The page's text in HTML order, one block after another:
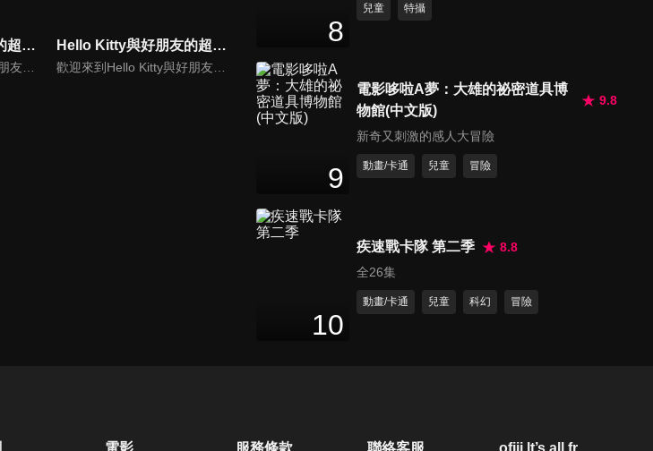
Hello Kitty與好朋友的超可愛大冒險S8(中文版)
歡迎來到Hello Kitty與好朋友的超可愛大冒險! 與Hello Kitty, 大眼蛙, 酷企鵝, 美樂蒂, 布丁狗還有酷洛米, 準備和朋友們一起經歷有趣的冒險吧!
Hello Kitty與好朋友的超可愛大冒險S2(中文版)
歡迎來到Hello Kitty與好朋友的超可愛大冒險!與Hello Kitty, 大眼蛙, 酷企鵝, 美樂蒂, 布丁狗還有酷洛米, 準備和朋友們一起經歷有趣的冒險吧!
第310集 魚的遊艇大變身/流行
性萬用病毒
25
第311集 石頭帽/大雄的新娘
第312集 在迷你房子裡度過炎
25分鐘
8
兒童 特攝
9
電影哆啦A夢：大雄的祕密道具博
物館(中文版)
9.8
新奇又刺激的感人大冒險
動畫/卡通 兒童 冒險
10
疾速戰卡隊 第二季
8.8
全26集
動畫/卡通 兒童 科幻 冒險
電影 服務條款 聯絡客服